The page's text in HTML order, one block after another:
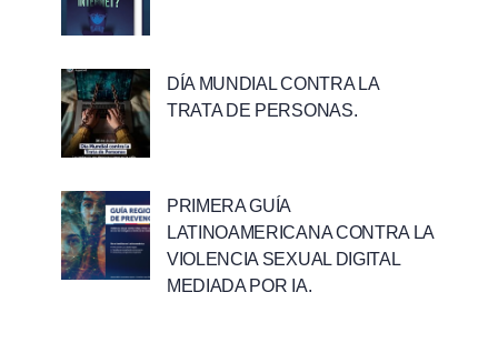
DÍA MUNDIAL CONTRA LA
TRATA DE PERSONAS.
PRIMERA GUÍA
LATINOAMERICANA CONTRA LA
VIOLENCIA SEXUAL DIGITAL
MEDIADA POR IA.